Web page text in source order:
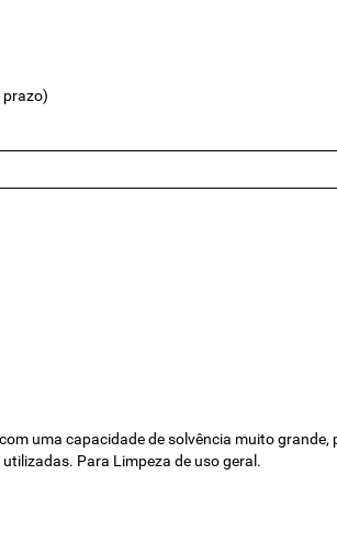
prazo)
uma capacidade de solvência muito
Para Limpeza de uso geral.